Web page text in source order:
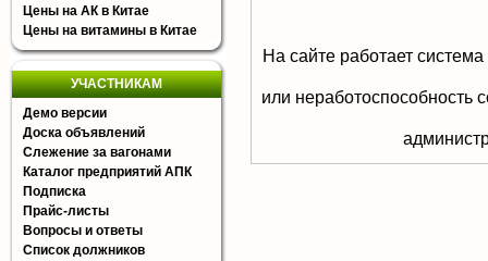
Цены на АК в Китае
Цены на витамины в Китае
УЧАСТНИКАМ
Демо версии
Доска объявлений
Слежение за вагонами
Каталог предприятий АПК
Подписка
Прайс-листы
Вопросы и ответы
Список должников
На сайте работает
или неработоспособность